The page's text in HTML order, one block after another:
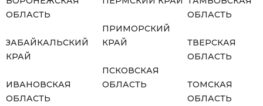
ОБЛАСТЬ
ЗАБАЙКАЛЬСКИЙ
КРАЙ
ИВАНОВСКАЯ
ОБЛАСТЬ
ПРИМОРСКИЙ
КРАЙ
ПСКОВСКАЯ
ОБЛАСТЬ
ОБЛАСТЬ
ТВЕРСКАЯ
ОБЛАСТЬ
ТОМСКАЯ
ОБЛАСТЬ